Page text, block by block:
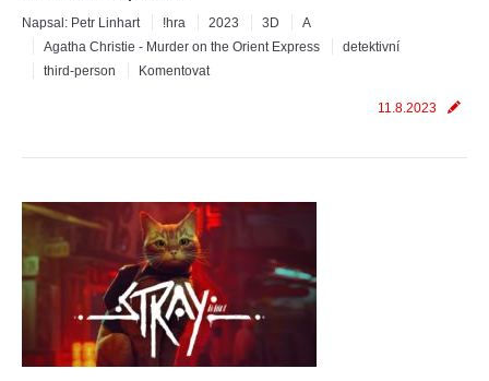
Napsal: Petr Linhart !hra 2023 3D
A
Agatha Christie - Murder on the Orient Express
detektivní
third-person
Komentovat
11.8.2023